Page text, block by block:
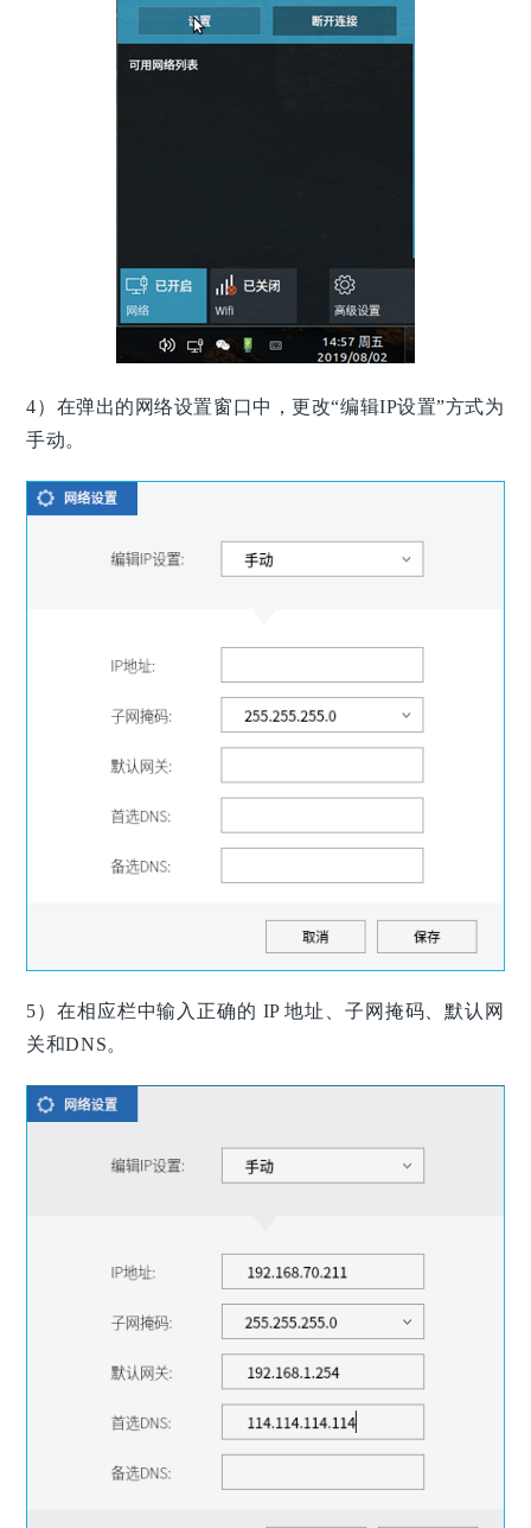
4）在弹出的网络设置窗口中，更改“编辑IP设置”方式为
手动。
5）在相应栏中输入正确的 IP 地址、子网掩码、默认网
关和DNS。